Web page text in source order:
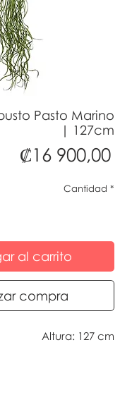
Pasto Marino
| 127cm
₡16 900,00
Cantidad *
al carrito
compra
Altura: 127 cm